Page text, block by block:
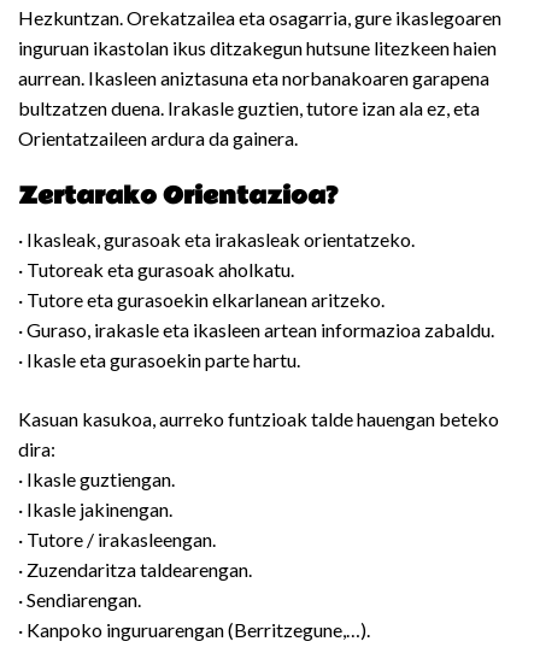
Hezkuntzan. Orekatzailea eta osagarria, gure ikaslegoaren
inguruan ikastolan ikus ditzakegun hutsune litezkeen haien
aurrean. Ikasleen aniztasuna eta norbanakoaren garapena
bultzatzen duena. Irakasle guztien, tutore izan ala ez, eta
Orientatzaileen ardura da gainera.
Zertarako Orientazioa?
· Ikasleak, gurasoak eta irakasleak orientatzeko.
· Tutoreak eta gurasoak aholkatu.
· Tutore eta gurasoekin elkarlanean aritzeko.
· Guraso, irakasle eta ikasleen artean informazioa zabaldu.
· Ikasle eta gurasoekin parte hartu.
Kasuan kasukoa, aurreko funtzioak talde hauengan beteko
dira:
· Ikasle guztiengan.
· Ikasle jakinengan.
· Tutore / irakasleengan.
· Zuzendaritza taldearengan.
· Sendiarengan.
· Kanpoko inguruarengan (Berritzegune,…).